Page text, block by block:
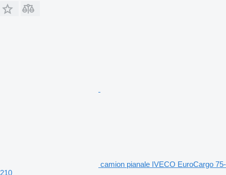
camion pianale IVECO EuroCargo 75-
210